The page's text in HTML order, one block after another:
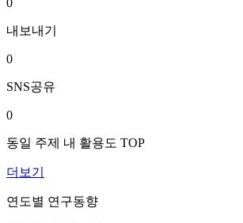
0
내보내기
0
SNS공유
0
동일 주제 내 활용도 TOP
더보기
연도별 연구동향